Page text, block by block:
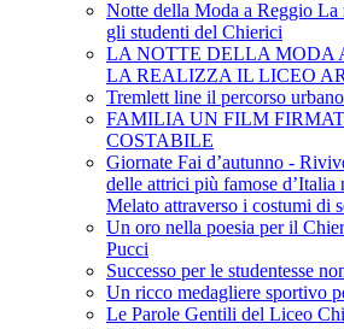
Notte della Moda a Reggio La
gli studenti del Chierici
LA NOTTE DELLA MODA
LA REALIZZA IL LICEO
Tremlett line il percorso
FAMILIA UN FILM
COSTABILE
Giornate Fai d’autunno -
delle attrici più famose d’Italia
Melato attraverso i costumi di
Un oro nella poesia per il
Pucci
Successo per le studentesse
Un ricco medagliere sportivo
Le Parole Gentili del Liceo